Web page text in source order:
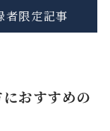
者限定記事
おすすめの